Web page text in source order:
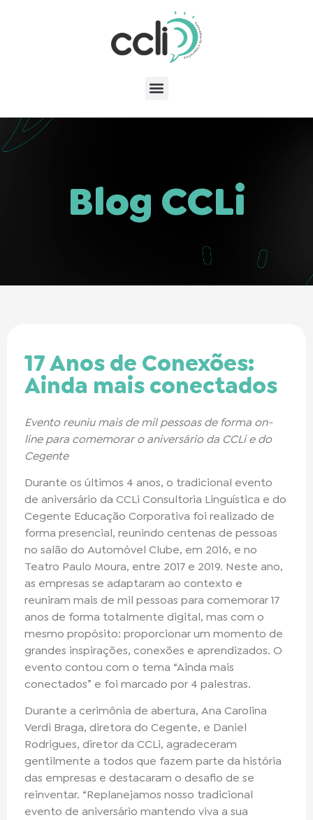
Blog CCLi
17 Anos de Conexões:
Ainda mais conectados
Evento reuniu mais de mil pessoas de forma on-
line para comemorar o aniversário da CCLi e do
Cegente
Durante os últimos 4 anos, o tradicional evento
de aniversário da CCLi Consultoria Linguística e do
Cegente Educação Corporativa foi realizado de
forma presencial, reunindo centenas de pessoas
no salão do Automóvel Clube, em 2016, e no
Teatro Paulo Moura, entre 2017 e 2019. Neste ano,
as empresas se adaptaram ao contexto e
reuniram mais de mil pessoas para comemorar 17
anos de forma totalmente digital, mas com o
mesmo propósito: proporcionar um momento de
grandes inspirações, conexões e aprendizados. O
evento contou com o tema “Ainda mais
conectados” e foi marcado por 4 palestras.
Durante a cerimônia de abertura, Ana Carolina
Verdi Braga, diretora do Cegente, e Daniel
Rodrigues, diretor da CCLi, agradeceram
gentilmente a todos que fazem parte da história
das empresas e destacaram o desafio de se
reinventar. “Replanejamos nosso tradicional
evento de aniversário mantendo viva a sua